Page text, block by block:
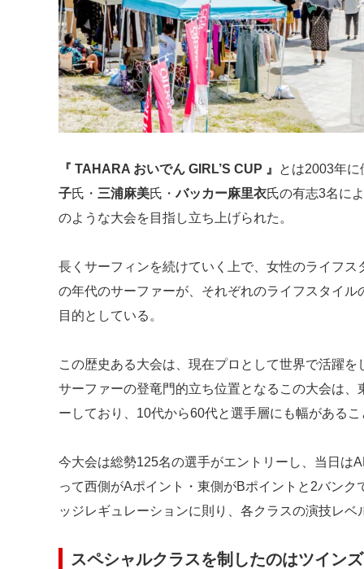
『 TAHARA おいでん GIRL’S CUP 』
とは2003年
子氏・ 三浦麻美氏・バッカー麻里衣氏の有志3名に
のような大会を目指し立ち上げられた。
長くサーフィンを続けていく上で、女性のライフ
の年代のサーファーが、それぞれのライフスタイ
目的としている。
この歴史ある大会は、現在プロとして世界で活躍
サーファーの登竜門的立ち位置となるこの大会は
ーしており、10代から60代と選手層にも幅がある
今大会は総勢125名の選手がエントリーし、当日は
って西側がAポイント・東側がBポイントと2バン
ッジレギュレーションに則り、各クラスの演技レ
スペシャルクラスを制したのはツイン